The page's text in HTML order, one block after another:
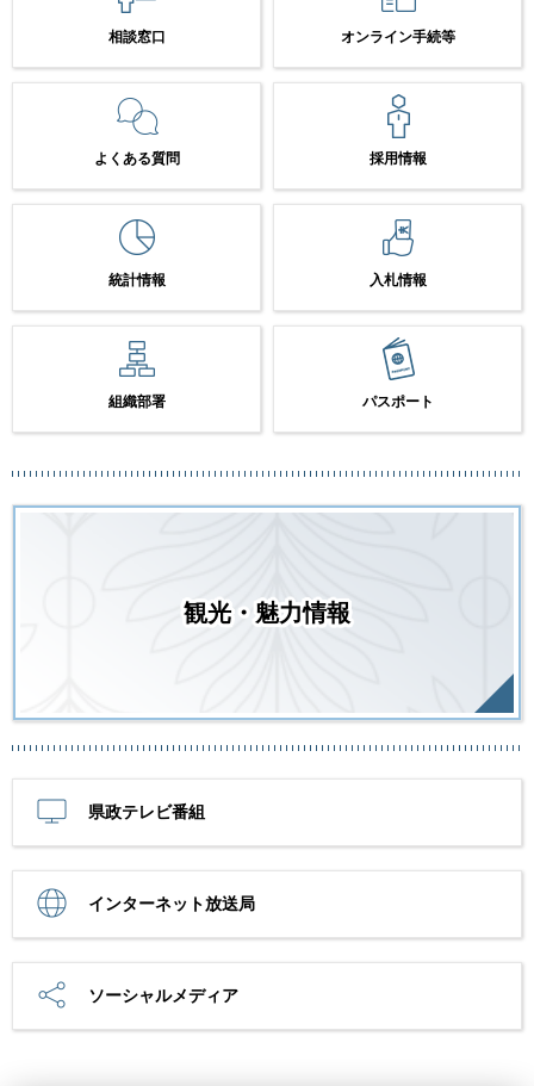
相談窓口 オンライン手続等
よくある質問 採用情報
統計情報 入札情報
組織部署 パスポート
観光・魅力情報
県政テレビ番組
インターネット放送局
ソーシャルメディア